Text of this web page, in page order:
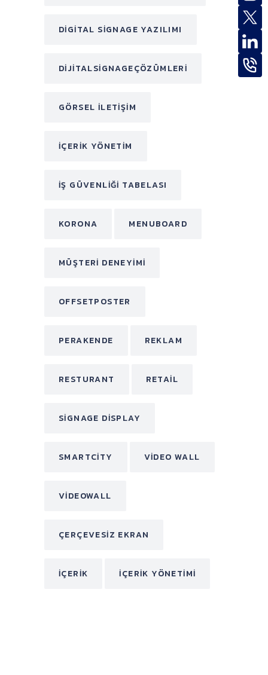
DIGITAL SIGNAGE YAZILIMI
DIJITALSIGNAGEÇÖZÜMLERI
GÖRSEL ILETIŞIM
IÇERIK YÖNETIM
IŞ GÜVENLIĞI TABELASI
KORONA MENUBOARD
MÜŞTERI DENEYIMI
OFFSETPOSTER
PERAKENDE REKLAM
RESTURANT RETAIL
SIGNAGE DISPLAY
SMARTCITY VIDEO WALL
VIDEOWALL
ÇERÇEVESIZ EKRAN
İÇERIK İÇERIK YÖNETIMI